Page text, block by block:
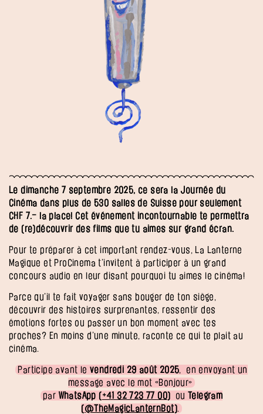
Le dimanche 7 septembre 2025, ce sera la Journée du
Cinéma dans plus de 530 salles de Suisse pour seulement
CHF 7.– la place! Cet événement incontournable te permettra
de (re)découvrir des films que tu aimes sur grand écran.
Pour te préparer à cet important rendez-vous, La Lanterne
Magique et ProCinema t’invitent à participer à un grand
concours audio en leur disant pourquoi tu aimes le cinéma!
Parce qu’il te fait voyager sans bouger de ton siège,
découvrir des histoires surprenantes, ressentir des
émotions fortes ou passer un bon moment avec tes
proches? En moins d’une minute, raconte ce qui te plait au
cinéma.
Participe avant le vendredi 29 août 2025, en envoyant un
message avec le mot «Bonjour»
par WhatsApp (+41 32 723 77 00) ouTelegram
(@TheMagicLanternBot).